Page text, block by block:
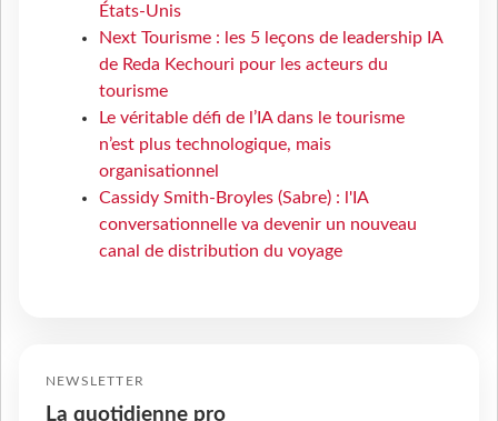
États-Unis
Next Tourisme : les 5 leçons de leadership IA
de Reda Kechouri pour les acteurs du
tourisme
Le véritable défi de l’IA dans le tourisme
n’est plus technologique, mais
organisationnel
Cassidy Smith-Broyles (Sabre) : l'IA
conversationnelle va devenir un nouveau
canal de distribution du voyage
NEWSLETTER
La quotidienne pro